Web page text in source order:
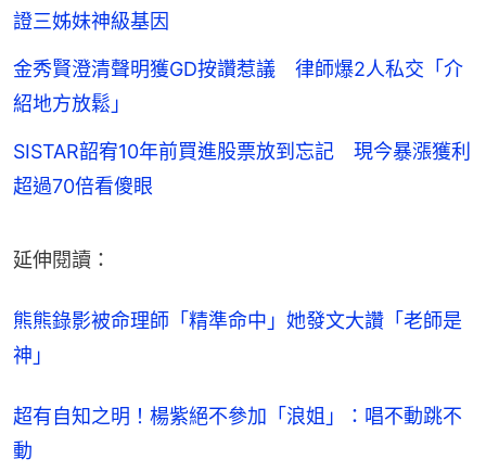
證三姊妹神級基因
金秀賢澄清聲明獲GD按讚惹議 律師爆2人私交「介
紹地方放鬆」
SISTAR韶宥10年前買進股票放到忘記 現今暴漲獲利
超過70倍看傻眼
延伸閱讀：
熊熊錄影被命理師「精準命中」她發文大讚「老師是
神」
超有自知之明！楊紫絕不參加「浪姐」：唱不動跳不
動